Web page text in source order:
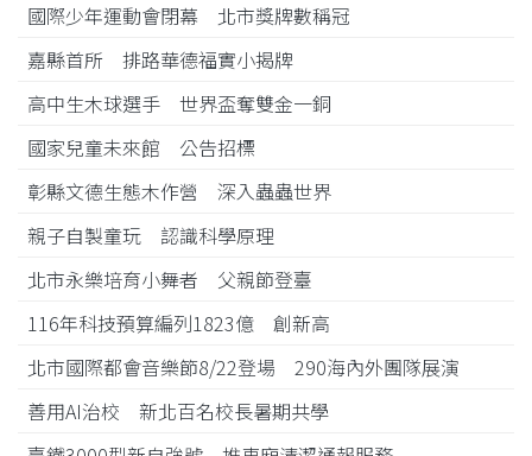
國際少年運動會閉幕 北市獎牌數稱冠
嘉縣首所 排路華德福實小揭牌
高中生木球選手 世界盃奪雙金一銅
國家兒童未來館 公告招標
彰縣文德生態木作營 深入蟲蟲世界
親子自製童玩 認識科學原理
北市永樂培育小舞者 父親節登臺
116年科技預算編列1823億 創新高
北市國際都會音樂節8/22登場 290海內外團隊展演
善用AI治校 新北百名校長暑期共學